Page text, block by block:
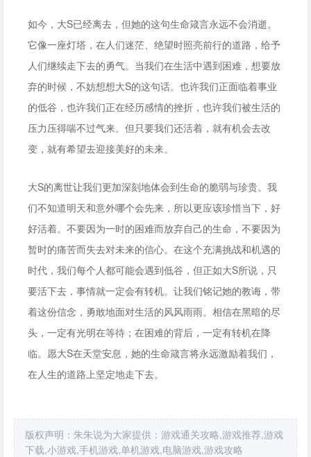
如今，大S已经离去，但她的这句生命箴言永远不会消逝。
它像一座灯塔，在人们迷茫、绝望时照亮前行的道路，给予
人们继续走下去的勇气。当我们在生活中遇到困难，想要放
弃的时候，不妨想想大S的这句话。也许我们正面临着事业
的低谷，也许我们正在经历感情的挫折，也许我们被生活的
压力压得喘不过气来。但只要我们还活着，就有机会去改
变，就有希望去迎接美好的未来。
大S的离世让我们更加深刻地体会到生命的脆弱与珍贵。我
们不知道明天和意外哪个会先来，所以更应该珍惜当下，好
好活着。不要因为一时的困难而放弃自己的生命，不要因为
暂时的痛苦而失去对未来的信心。在这个充满挑战和机遇的
时代，我们每个人都可能会遇到低谷，但正如大S所说，只
要活下去，事情就一定会有转机。让我们铭记她的教诲，带
着这份信念，勇敢地面对生活的风风雨雨。相信在黑暗的尽
头，一定有光明在等待；在困难的背后，一定有转机在降
临。愿大S在天堂安息，她的生命箴言将永远激励着我们，
在人生的道路上坚定地走下去。
版权声明：朱朱说为大家提供：游戏通关攻略,游戏推荐,游戏
下载,小游戏,手机游戏,单机游戏,电脑游戏,游戏攻略